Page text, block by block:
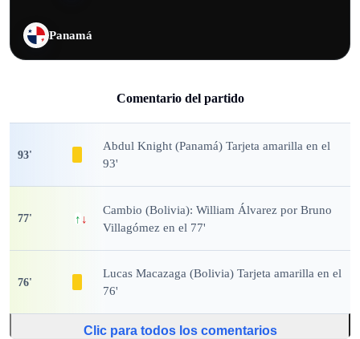
Panamá
Comentario del partido
93'
Abdul Knight (Panamá) Tarjeta amarilla en el
93'
77' ↑ ↓
Cambio (Bolivia): William Álvarez por Bruno
Villagómez en el 77'
76'
Lucas Macazaga (Bolivia) Tarjeta amarilla en el
76'
Clic para todos los comentarios